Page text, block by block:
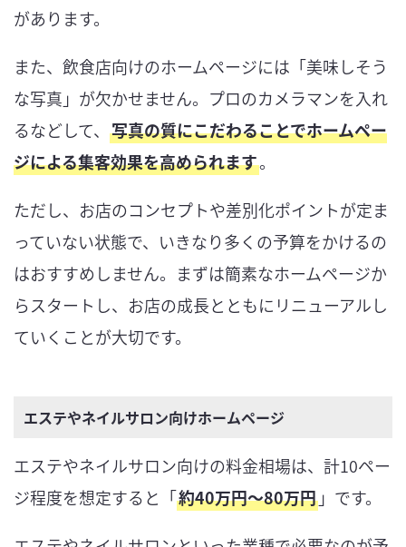
があります。
また、飲食店向けのホームページには「美味しそう
な写真」が欠かせません。プロのカメラマンを入れ
るなどして、 写真の質にこだわることでホームペー
ジによる集客効果を高められます。
ただし、お店のコンセプトや差別化ポイントが定ま
っていない状態で、いきなり多くの予算をかけるの
はおすすめしません。まずは簡素なホームページか
らスタートし、お店の成長とともにリニューアルし
ていくことが大切です。
エステやネイルサロン向けホームページ
エステやネイルサロン向けの料金相場は、計10ペー
ジ程度を想定すると「約40万円〜80万円 」です。